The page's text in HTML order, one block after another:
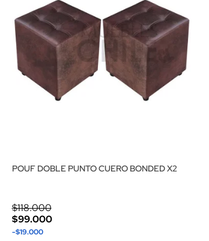
POUF DOBLE PUNTO CUERO BONDED X2
$118.000
-$19.000
$99.000